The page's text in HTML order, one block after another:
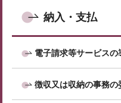
納入・支払
電子請求等サービスの
徴収又は収納の事務の